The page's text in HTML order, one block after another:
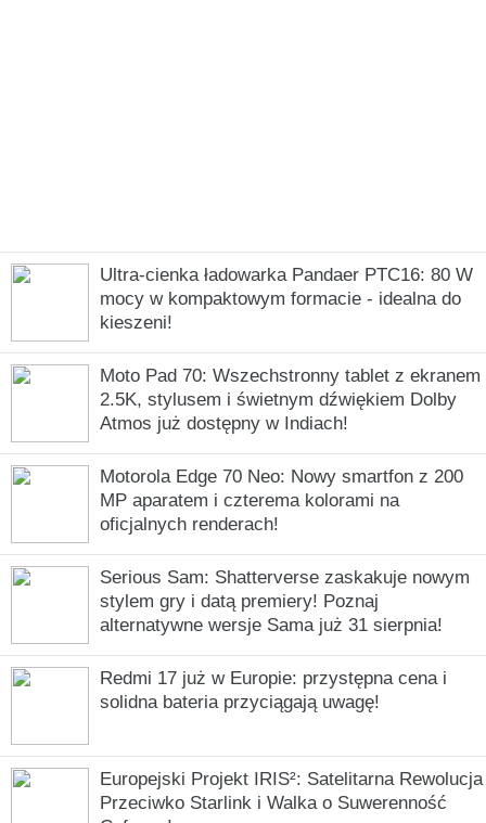
Ultra-cienka ładowarka Pandaer PTC16: 80 W
mocy w kompaktowym formacie - idealna do
kieszeni!
Moto Pad 70: Wszechstronny tablet z ekranem
2.5K, stylusem i świetnym dźwiękiem Dolby
Atmos już dostępny w Indiach!
Motorola Edge 70 Neo: Nowy smartfon z 200
MP aparatem i czterema kolorami na
oficjalnych renderach!
Serious Sam: Shatterverse zaskakuje nowym
stylem gry i datą premiery! Poznaj
alternatywne wersje Sama już 31 sierpnia!
Redmi 17 już w Europie: przystępna cena i
solidna bateria przyciągają uwagę!
Europejski Projekt IRIS²: Satelitarna Rewolucja
Przeciwko Starlink i Walka o Suwerenność